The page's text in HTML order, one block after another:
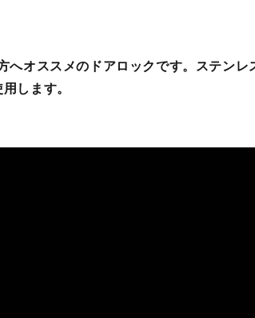
オススメのドアロックです。ステン
します。